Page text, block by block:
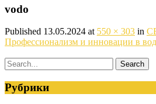
vodo
Published 13.05.2024 at 550 × 303 in
Профессионализм и инновации в
Рубрики